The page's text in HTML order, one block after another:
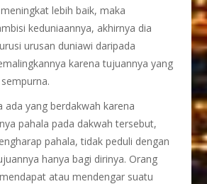
lebih baik, maka
keduniaannya, akhirnya dia
urusan duniawi daripada
karena tujuannya yang
ada yang berdakwah karena
pahala pada dakwah tersebut,
pahala, tidak peduli dengan
hanya bagi dirinya. Orang
atau mendengar suatu